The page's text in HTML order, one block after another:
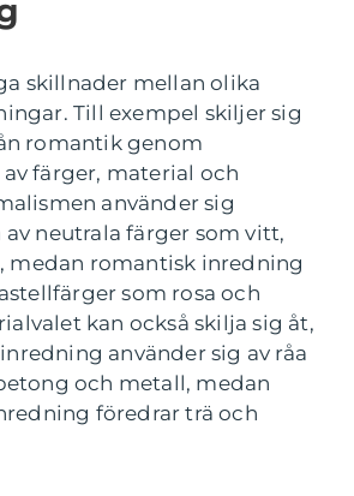
skillnader mellan olika
Till exempel skiljer sig
romantik genom
färger, material och
använder sig
neutrala färger som vitt,
medan romantisk inredning
som rosa och
kan också skilja sig åt,
använder sig av råa
och metall, medan
föredrar trä och